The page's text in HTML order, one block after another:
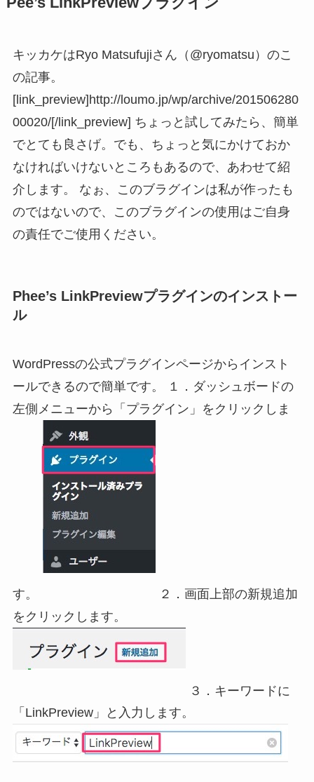
キッカケはRyo Matsufujiさん（@ryomatsu）のこ
の記事。
[link_preview]http://loumo.jp/wp/archive/201506280
00020/[/link_preview] ちょっと試してみたら、簡単
でとても良さげ。でも、ちょっと気にかけておか
なければいけないところもあるので、あわせて紹
介します。 なぉ、このブラグインは私が作ったも
のではないので、このブラグインの使用はご自身
の責任でご使用ください。
Phee’s LinkPreviewプラグインのインストー
ル
WordPressの公式プラグインページからインスト
ールできるので簡単です。 １．ダッシュボードの
左側メニューから「プラグイン」をクリックしま
す。
２．画面上部の新規追加
をクリックします。
３．キーワードに
「LinkPreview」と入力します。